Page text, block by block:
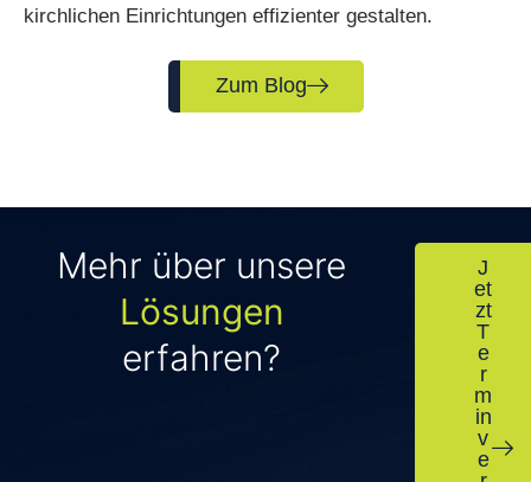
kirchlichen Einrichtungen effizienter gestalten.
Zum Blog
Mehr über unsere
Lösungen
erfahren?
J
et
zt
T
e
r
m
in
v
e